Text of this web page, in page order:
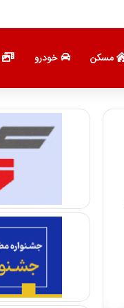
مسکن خودرو